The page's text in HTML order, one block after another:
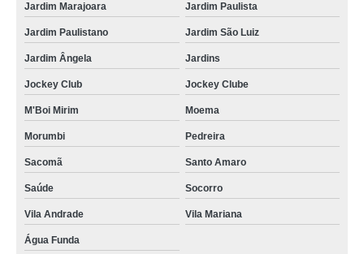
Jardim Marajoara Jardim Paulista
Jardim Paulistano Jardim São Luiz
Jardim Ângela Jardins
Jockey Club Jockey Clube
M'Boi Mirim Moema
Morumbi Pedreira
Sacomã Santo Amaro
Saúde Socorro
Vila Andrade Vila Mariana
Água Funda